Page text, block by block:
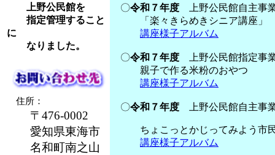
上野公民館を
指定管理すること
に
なりました。
住所：
〒476-0002
愛知県東海市
名和町南之山
〇令和７年度 上野公民館自主事
「楽々きらめきシニア講座」
講座様子アルバム
〇令和７年度 上野公民館指定
親子で作る米粉のおやつ
講座様子アルバム
〇令和７年度 上野公民館自主
ちょこっとかじってみよう市民
講座様子アルバム